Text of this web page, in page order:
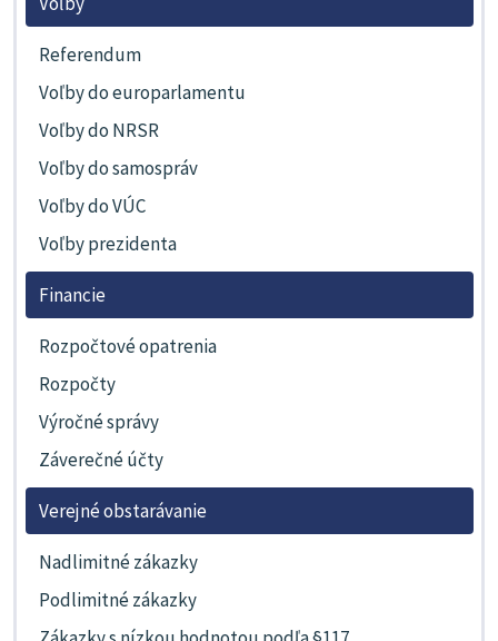
Referendum
Voľby do europarlamentu
Voľby do NRSR
Voľby do samospráv
Voľby do VÚC
Voľby prezidenta
Financie
Rozpočtové opatrenia
Rozpočty
Výročné správy
Záverečné účty
Verejné obstarávanie
Nadlimitné zákazky
Podlimitné zákazky